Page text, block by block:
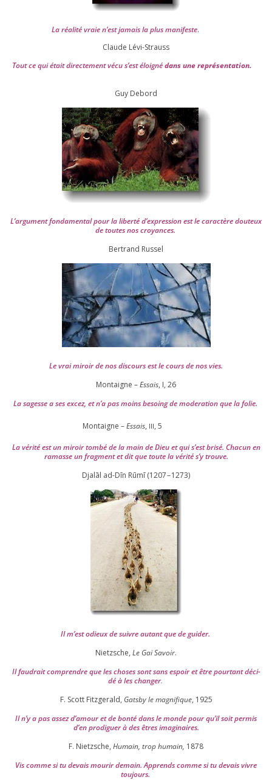
La réa­lité vraie n’est jamais la plus mani­feste.
Claude Lévi-Strauss
Tout ce qui était direc­te­ment vécu s’est éloi­gnédans une repré­sen­ta­tion.
Guy Debord
L’argument fon­da­men­tal pour la liber­té d’expression est le carac­tère dou­teux
de toutes nos croyances.
Ber­trand Russel
Le vrai miroir de nos dis­cours est le cours de nos vies.
Montaigne –Essais, I, 26
La sagesse a ses excez, et n’a pas moins besoing de mode­ra­tion que la folie.
Montaigne –Essais, III, 5
La véri­té est un miroir tom­bé de la main de Dieu et qui s’est bri­sé. Chacun en
ramasse un frag­ment et dit que toute la véri­té s’y trouve.
Djalāl ad-Dīn Rūmī (1207–1273)
Il m’est odieux de suivre autant que de gui­der.
Nietzsche, Le Gai Savoir.
Il fau­drait com­prendre que les choses sont sans espoir et être pour­tant déci­
dé à les chan­ger.
F. Scott Fitzgerald, Gatsby le magni­fique, 1925
Il n’y a pas assez d’a­mour et de bon­té dans le monde pour qu’il soit per­mis
d’en pro­di­guer à des êtres imaginaires.
F. Nietzsche, Humain, trop humain, 1878
Vis comme si tu devais mou­rir demain. Apprends comme si tu devais vivre
toujours.